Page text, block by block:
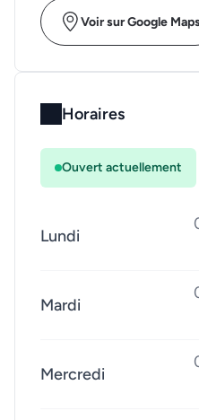
Voir sur Google
Horaires
Ouvert actuellement
Lundi
Mardi
Mercredi